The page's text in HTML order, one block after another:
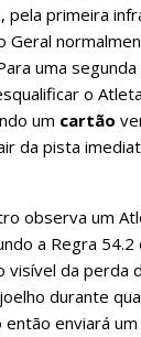
primeira
Geral
uma
o
um cartão
da pista
observa um
a Regra 54.2
visível da perda
durante
enviará um